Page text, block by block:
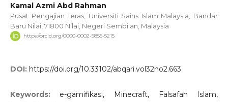
Kamal Azmi Abd Rahman
Pusat Pengajian Teras, Universiti Sains Islam Malaysia, Bandar
Baru Nilai, 71800 Nilai, Negeri Sembilan, Malaysia
https://orcid.org/0000-0002-5855-5215
DOI: https://doi.org/10.33102/abqari.vol32no2.663
Keywords: e-gamifikasi, Minecraft, Falsafah Islam,